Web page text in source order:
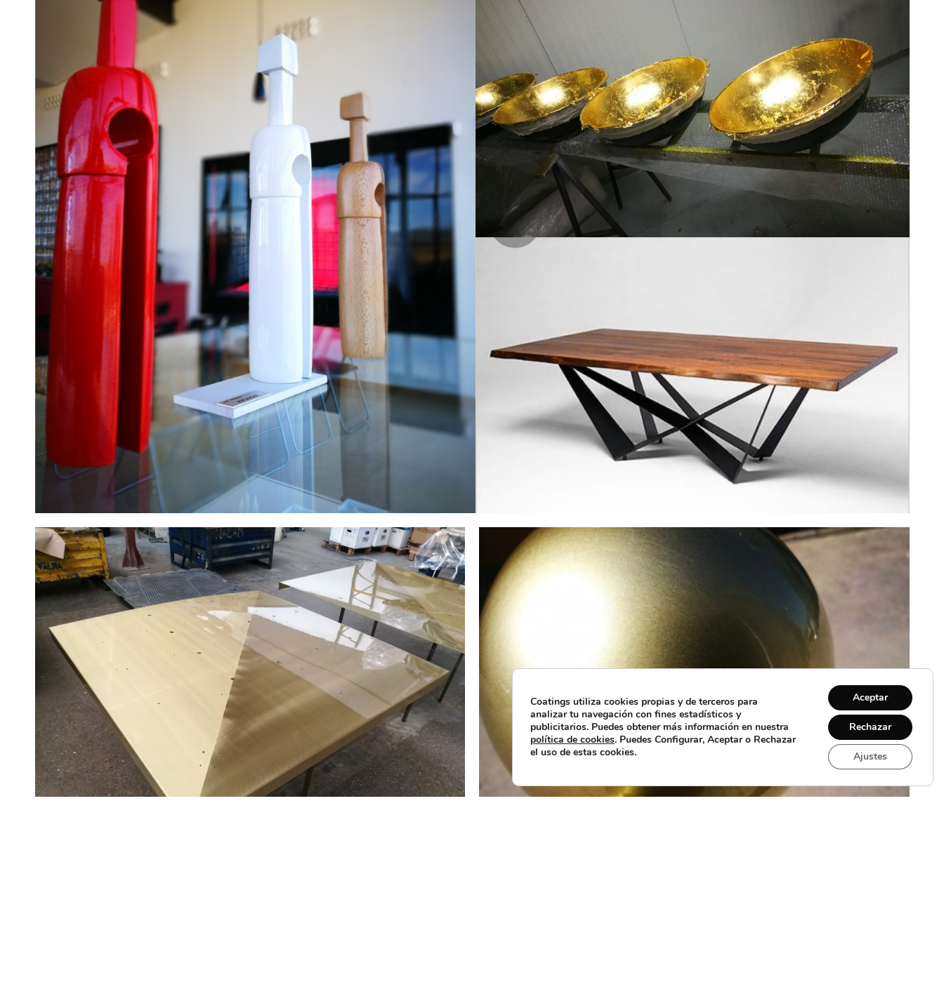
Coatings utiliza cookies propias y de terceros para
analizar tu navegación con fines estadísticos y
publicitarios. Puedes obtener más información en nuestra
política de cookies. Puedes Configurar, Aceptar o Rechazar
el uso de estas cookies.
Aceptar
Rechazar
Ajustes